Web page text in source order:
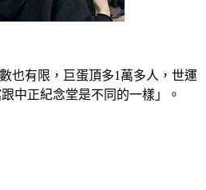
也有限，巨蛋頂多1萬多人，世運
中正紀念堂是不同的一樣」。